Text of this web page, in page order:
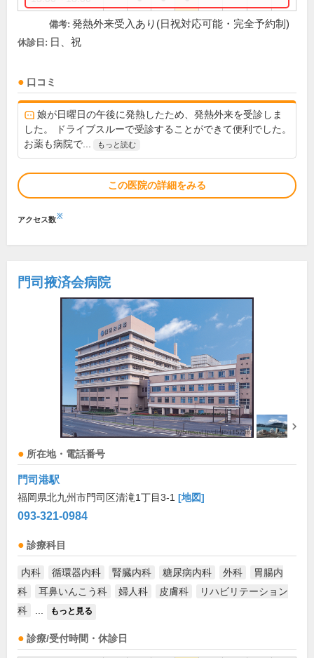
備考: 発熱外来受入あり(日祝対応可能・完全予約制)
休診日: 日、祝
口コミ
娘が日曜日の午後に発熱したため、発熱外来を受診しま
した。 ドライブスルーで受診することができて便利でした。
お薬も病院で...
もっと読む
この医院の詳細をみる
アクセス数※
門司掖済会病院
所在地・電話番号
門司港駅
福岡県北九州市門司区清滝1丁目3-1 [地図]
093-321-0984
診療科目
内科 循環器内科 腎臓内科 糖尿病内科 外科
胃腸内
科
耳鼻いんこう科 婦人科 皮膚科
リハビリテーション
科
もっと見る
診療/受付時間・休診日